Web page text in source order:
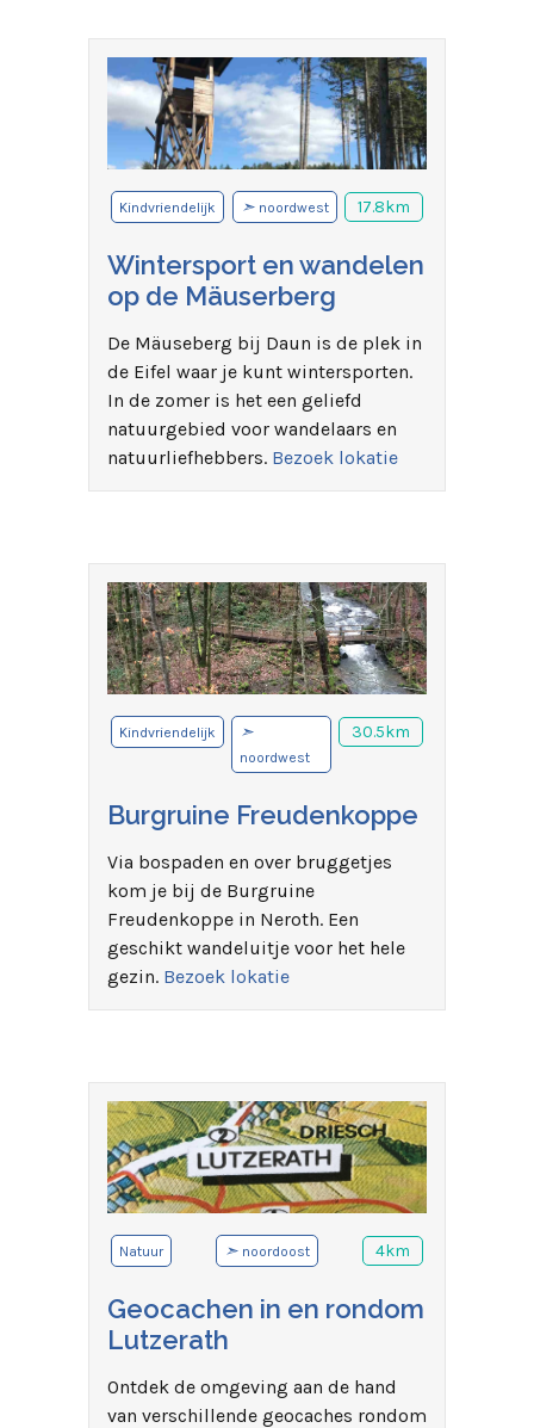
Kindvriendelijk ➣ noordwest 17.8km
Wintersport en wandelen
op de Mäuserberg
De Mäuseberg bij Daun is de plek in
de Eifel waar je kunt wintersporten.
In de zomer is het een geliefd
natuurgebied voor wandelaars en
natuurliefhebbers. Bezoek lokatie
Kindvriendelijk ➣
noordwest
30.5km
Burgruine Freudenkoppe
Via bospaden en over bruggetjes
kom je bij de Burgruine
Freudenkoppe in Neroth. Een
geschikt wandeluitje voor het hele
gezin. Bezoek lokatie
Natuur ➣ noordoost 4km
Geocachen in en rondom
Lutzerath
Ontdek de omgeving aan de hand
van verschillende geocaches rondom